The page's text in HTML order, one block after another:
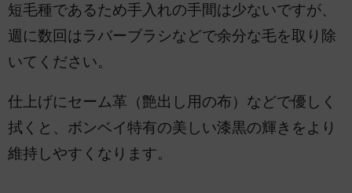
短毛種であるため手入れの手間は少ないですが、
週に数回はラバーブラシなどで余分な毛を取り除
いてください。
仕上げにセーム革（艶出し用の布）などで優しく
拭くと、ボンベイ特有の美しい漆黒の輝きをより
維持しやすくなります。